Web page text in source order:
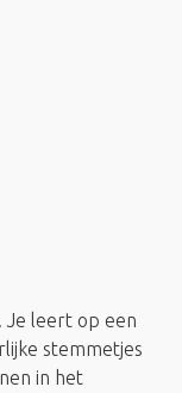
Je leert op een
stemmetjes
in het